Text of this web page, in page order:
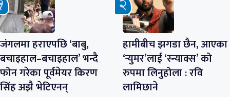
जंगलमा हराएपछि ‘बाबु,
बचाइहाल–बचाइहाल’ भन्दै
फोन गरेका पूर्वमेयर किरण
सिंह अझै भेटिएनन्
हामीबीच झगडा छैन, आएका
‘र्‍युमर’लाई ‘स्न्याक्स’ को
रुपमा लिनुहोला : रवि
लामिछाने